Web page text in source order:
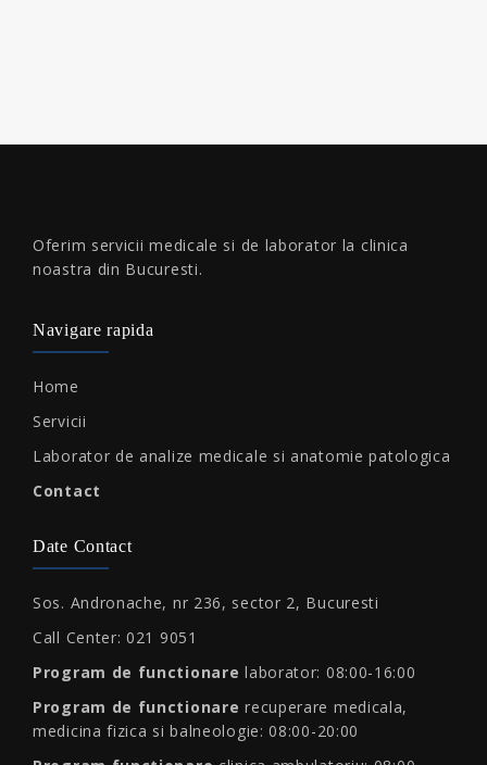
Oferim servicii medicale si de laborator la clinica
noastra din Bucuresti.
Navigare rapida
Home
Servicii
Laborator de analize medicale si anatomie patologica
Contact
Date Contact
Sos. Andronache, nr 236, sector 2, Bucuresti
Call Center: 021 9051
Program de functionare laborator: 08:00-16:00
Program de functionare recuperare medicala,
medicina fizica si balneologie: 08:00-20:00